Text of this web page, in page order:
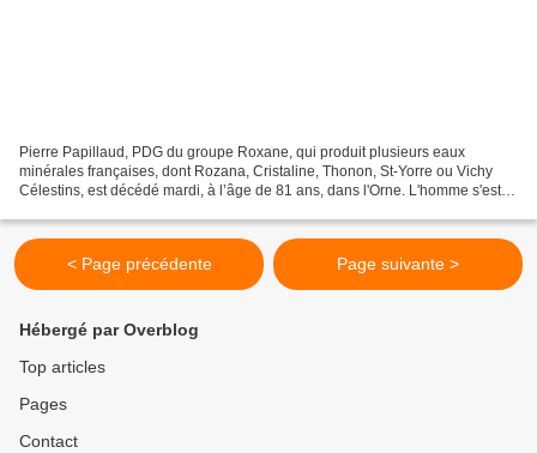
Pierre Papillaud, PDG du groupe Roxane, qui produit plusieurs eaux
minérales françaises, dont Rozana, Cristaline, Thonon, St-Yorre ou Vichy
Célestins, est décédé mardi, à l’âge de 81 ans, dans l'Orne. L'homme s'est
< Page précédente Page suivante >
Hébergé par Overblog
Top articles
Pages
Contact